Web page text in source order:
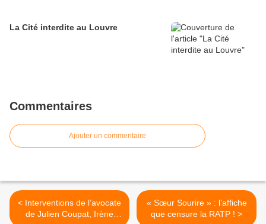
La Cité interdite au Louvre
Commentaires
Ajouter un commentaire
< Interventions de l’avocate
de Julien Coupat, Irène
« Sœur Sourire » : l’affiche
que censure la RATP ! >